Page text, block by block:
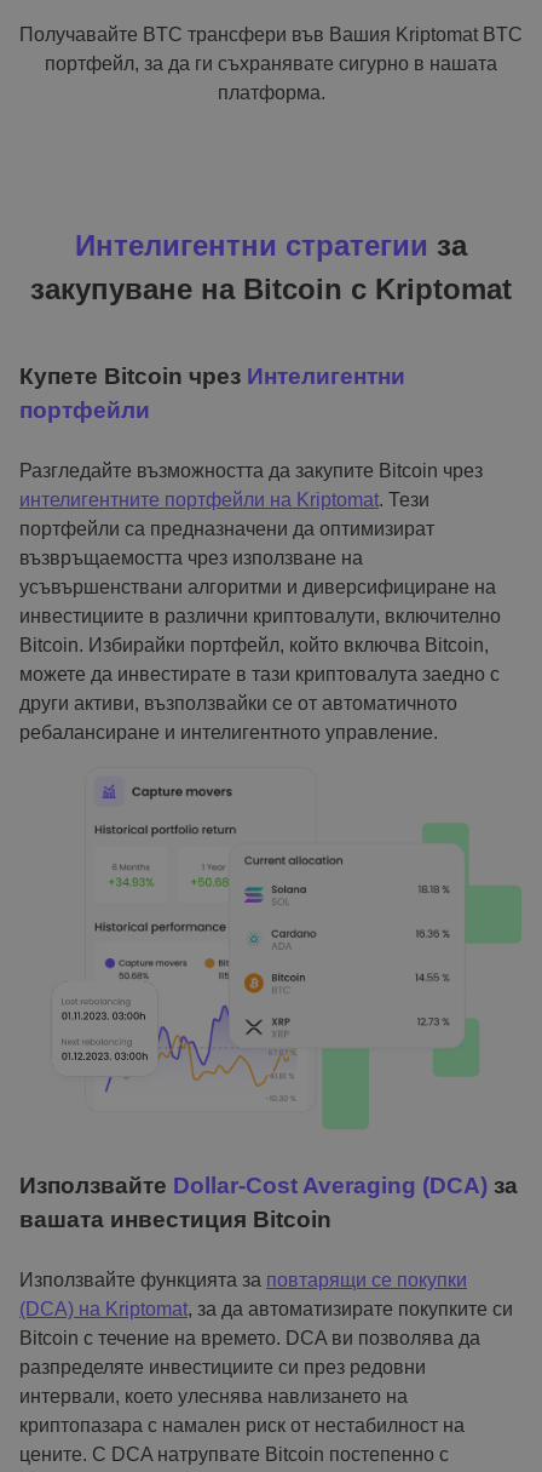
Получавайте BTC трансфери във Вашия Kriptomat BTC
портфейл, за да ги съхранявате сигурно в нашата
платформа.
Интелигентни стратегии за
закупуване на Bitcoin с Kriptomat
Купете Bitcoin чрез Интелигентни
портфейли
Разгледайте възможността да закупите Bitcoin чрез
интелигентните портфейли на Kriptomat. Тези
портфейли са предназначени да оптимизират
възвръщаемостта чрез използване на
усъвършенствани алгоритми и диверсифициране на
инвестициите в различни криптовалути, включително
Bitcoin. Избирайки портфейл, който включва Bitcoin,
можете да инвестирате в тази криптовалута заедно с
други активи, възползвайки се от автоматичното
ребалансиране и интелигентното управление.
Използвайте Dollar-Cost Averaging (DCA) за
вашата инвестиция Bitcoin
Използвайте функцията за повтарящи се покупки
(DCA) на Kriptomat, за да автоматизирате покупките си
Bitcoin с течение на времето. DCA ви позволява да
разпределяте инвестициите си през редовни
интервали, което улеснява навлизането на
криптопазара с намален риск от нестабилност на
цените. С DCA натрупвате Bitcoin постепенно с